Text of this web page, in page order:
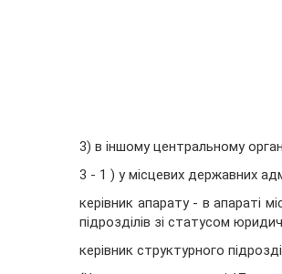
3) в іншому центральному
3 - 1 ) у місцевих державних
керівник апарату - в апараті
підрозділів зі статусом
керівник структурного